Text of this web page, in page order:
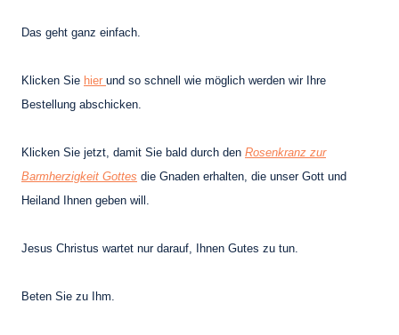
Das geht ganz einfach.
Klicken Sie hier und so schnell wie möglich werden wir Ihre
Bestellung abschicken.
Klicken Sie jetzt, damit Sie bald durch den Rosenkranz zur
Barmherzigkeit Gottes die Gnaden erhalten, die unser Gott und
Heiland Ihnen geben will.
Jesus Christus wartet nur darauf, Ihnen Gutes zu tun.
Beten Sie zu Ihm.